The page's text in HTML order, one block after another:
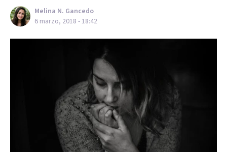
Melina N. Gancedo
6 marzo, 2018 - 18:42